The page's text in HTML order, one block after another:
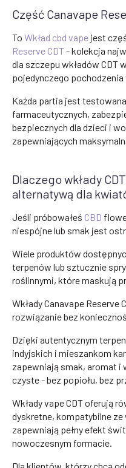
Część Canavape
To Wkład cbd vape jest
Reserve CDT- kolekcja
dla szczepu wkładów CDT
pojedynczego pochodzenia
Każda partia jest
farmaceutycznych,
bezpiecznych dla dzieci i
zapewniających
Dlaczego wkłady
alternatywą dla
Jeśli próbowałeś CBD
niespójne lub smak jest
Wiele produktów
terpenów lub sztucznie
roślinnymi, które maskują
Wkłady Canavape
rozwiązanie bez
Dzięki autentycznym
indyjskich i mieszankom
zapewniają smak, aromat i
czyste - bez popiołu, bez
Wkłady vape CDT oferują
dyskretne, kompatybilne
zapewniają pełny efekt
nowoczesnym formacie.